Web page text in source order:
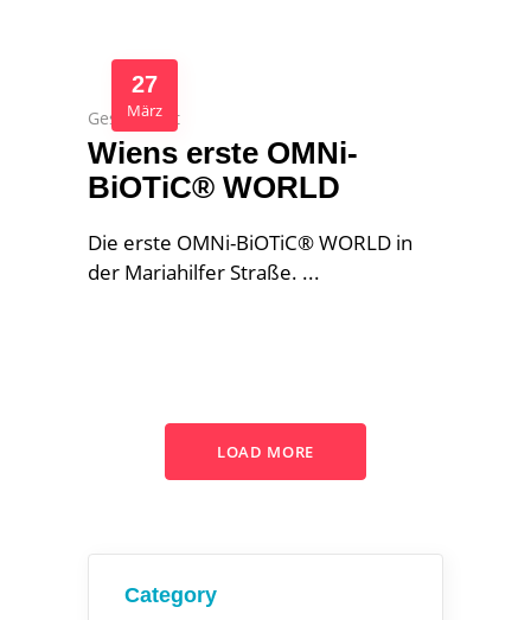
27
März
Gesundheit
Wiens erste OMNi-
BiOTiC® WORLD
Die erste OMNi-BiOTiC® WORLD in
der Mariahilfer Straße.
LOAD MORE
Category